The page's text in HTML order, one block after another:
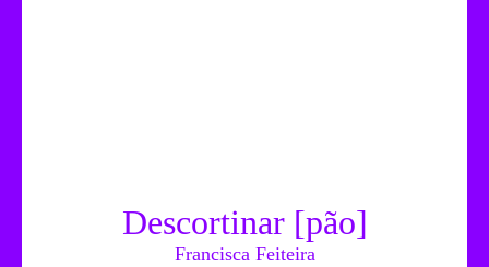
Descortinar [pão]
Francisca Feiteira